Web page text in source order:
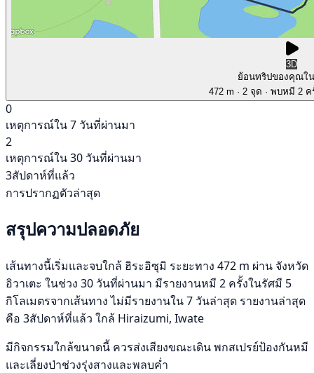
3D
ย้อนทริปของคุณใ
472 m · 2 จุด · พบหมี 2
0
เหตุการณ์ใน 7 วันที่ผ่านมา
2
เหตุการณ์ใน 30 วันที่ผ่านมา
3สัปดาห์ที่แล้ว
การปรากฏตัวล่าสุด
สรุปความปลอดภัย
เส้นทางนี้เริ่มและจบใกล้ ฮิระอิซุมิ ระยะทาง 472 m ผ่าน จังหวัด
อิวาเตะ ในช่วง 30 วันที่ผ่านมา มีรายงานหมี 2 ครั้งในรัศมี 5
กิโลเมตรจากเส้นทาง ไม่มีรายงานใน 7 วันล่าสุด รายงานล่าสุด
คือ 3สัปดาห์ที่แล้ว ใกล้ Hiraizumi, Iwate
มีกิจกรรมใกล้ขนาดนี้ ควรส่งเสียงขณะเดิน พกสเปรย์ป้องกันหมี
และเลี่ยงป่าช่วงรุ่งสางและพลบค่ำ